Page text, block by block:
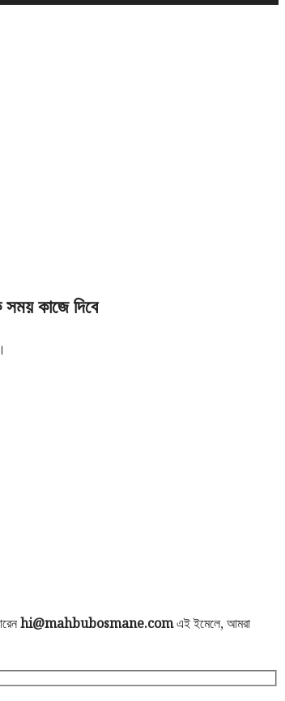
কাজে দিবে
hi@mahbubosmane.comএই ইমেলে, আমরা